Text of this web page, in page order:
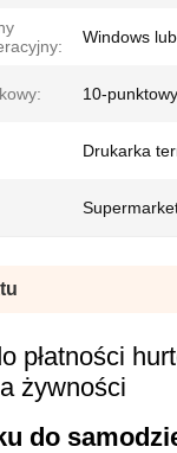
Windows
10-
Drukarka
płatności
żywności
do